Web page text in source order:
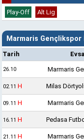
Play-Off Alt Lig
Marmaris Gençlikspor
Tarih
26.10 Marmaris
02.11 H Milas
09.11 H Marmaris
16.11 H Pedasa
21.11 H Marmaris